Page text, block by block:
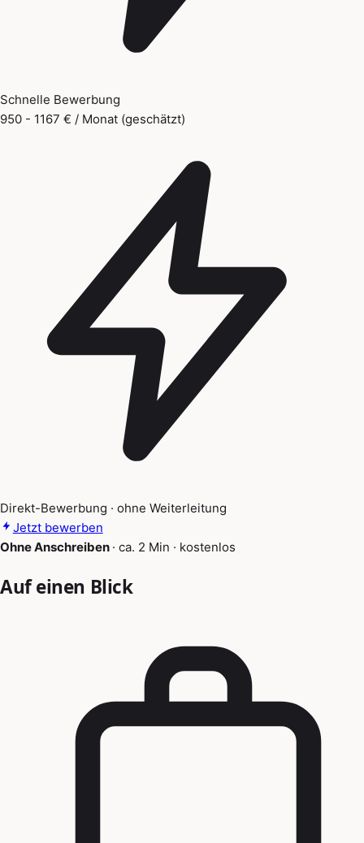
Schnelle Bewerbung
950 - 1167 € / Monat (geschätzt)
Direkt-Bewerbung · ohne Weiterleitung
Jetzt bewerben
Ohne Anschreiben · ca. 2 Min · kostenlos
Auf einen Blick